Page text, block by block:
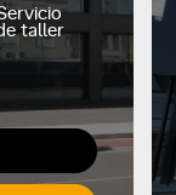
taller